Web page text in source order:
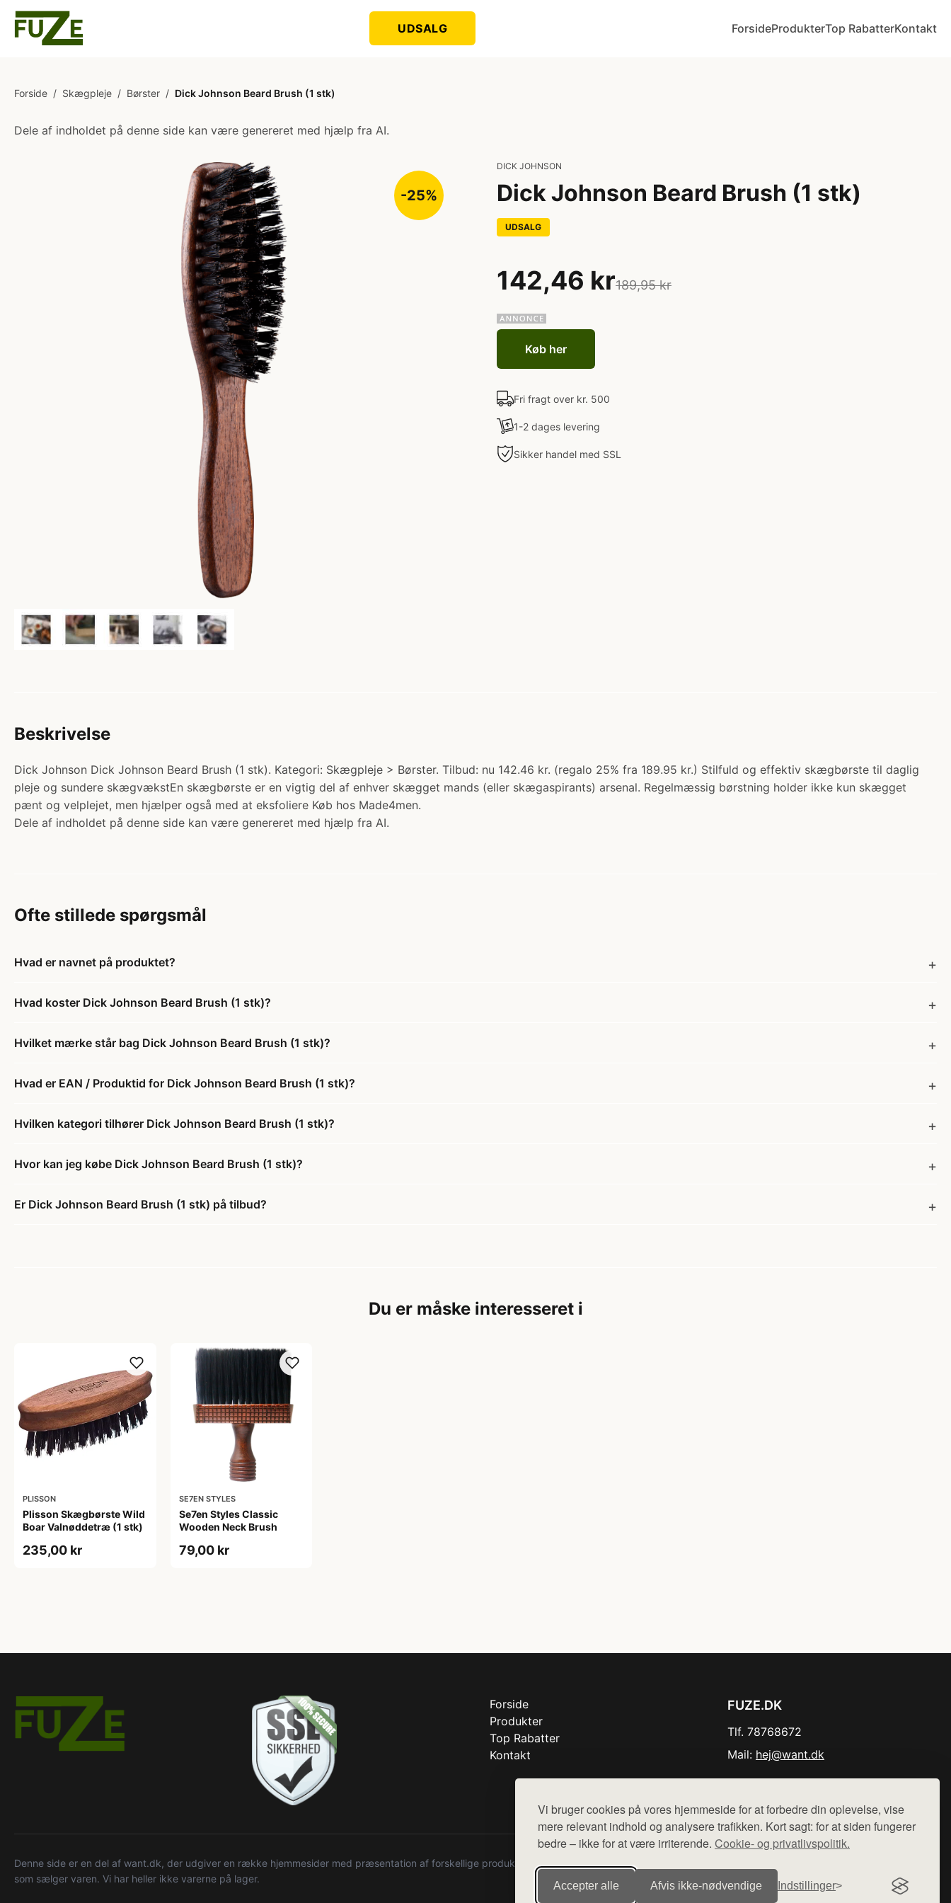
Vi bruger cookies på vores hjemmeside for at forbedre din oplevelse, vise
mere relevant indhold og analysere trafikken. Kort sagt: for at siden fungerer
bedre – ikke for at være irriterende. Cookie- og privatlivspolitik.
Accepter alle Afvis ikke‑nødvendige Indstillinger
UDSALG ForsideProdukterTop RabatterKontakt
Forside / Skægpleje / Børster / Dick Johnson Beard Brush (1 stk)
Dele af indholdet på denne side kan være genereret med hjælp fra AI.
-25%
DICK JOHNSON
Dick Johnson Beard Brush (1 stk)
UDSALG
142,46 kr189,95 kr
Køb her
Fri fragt over kr. 500
1-2 dages levering
Sikker handel med SSL
Beskrivelse
Dick Johnson Dick Johnson Beard Brush (1 stk). Kategori: Skægpleje > Børster. Tilbud: nu 142.46 kr. (regalo 25% fra 189.95 kr.) Stilfuld og effektiv skægbørste til daglig
pleje og sundere skægvækstEn skægbørste er en vigtig del af enhver skægget mands (eller skægaspirants) arsenal. Regelmæssig børstning holder ikke kun skægget
pænt og velplejet, men hjælper også med at eksfoliere Køb hos Made4men.
Dele af indholdet på denne side kan være genereret med hjælp fra AI.
Ofte stillede spørgsmål
Hvad er navnet på produktet?
Hvad koster Dick Johnson Beard Brush (1 stk)?
Hvilket mærke står bag Dick Johnson Beard Brush (1 stk)?
Hvad er EAN / Produktid for Dick Johnson Beard Brush (1 stk)?
Hvilken kategori tilhører Dick Johnson Beard Brush (1 stk)?
Hvor kan jeg købe Dick Johnson Beard Brush (1 stk)?
Er Dick Johnson Beard Brush (1 stk) på tilbud?
Du er måske interesseret i
PLISSON
Plisson Skægbørste Wild
Boar Valnøddetræ (1 stk)
235,00 kr
SE7EN STYLES
Se7en Styles Classic
Wooden Neck Brush
79,00 kr
Forside
Produkter
Top Rabatter
Kontakt
FUZE.DK
Tlf. 78768672
Mail: hej@want.dk
Denne side er en del af want.dk, der udgiver en række hjemmesider med præsentation af forskellige produkter fra diverse webshops. Der sælges ikke varer fra denne side - vi henviser til de shops,
som sælger varen. Vi har heller ikke varerne på lager.